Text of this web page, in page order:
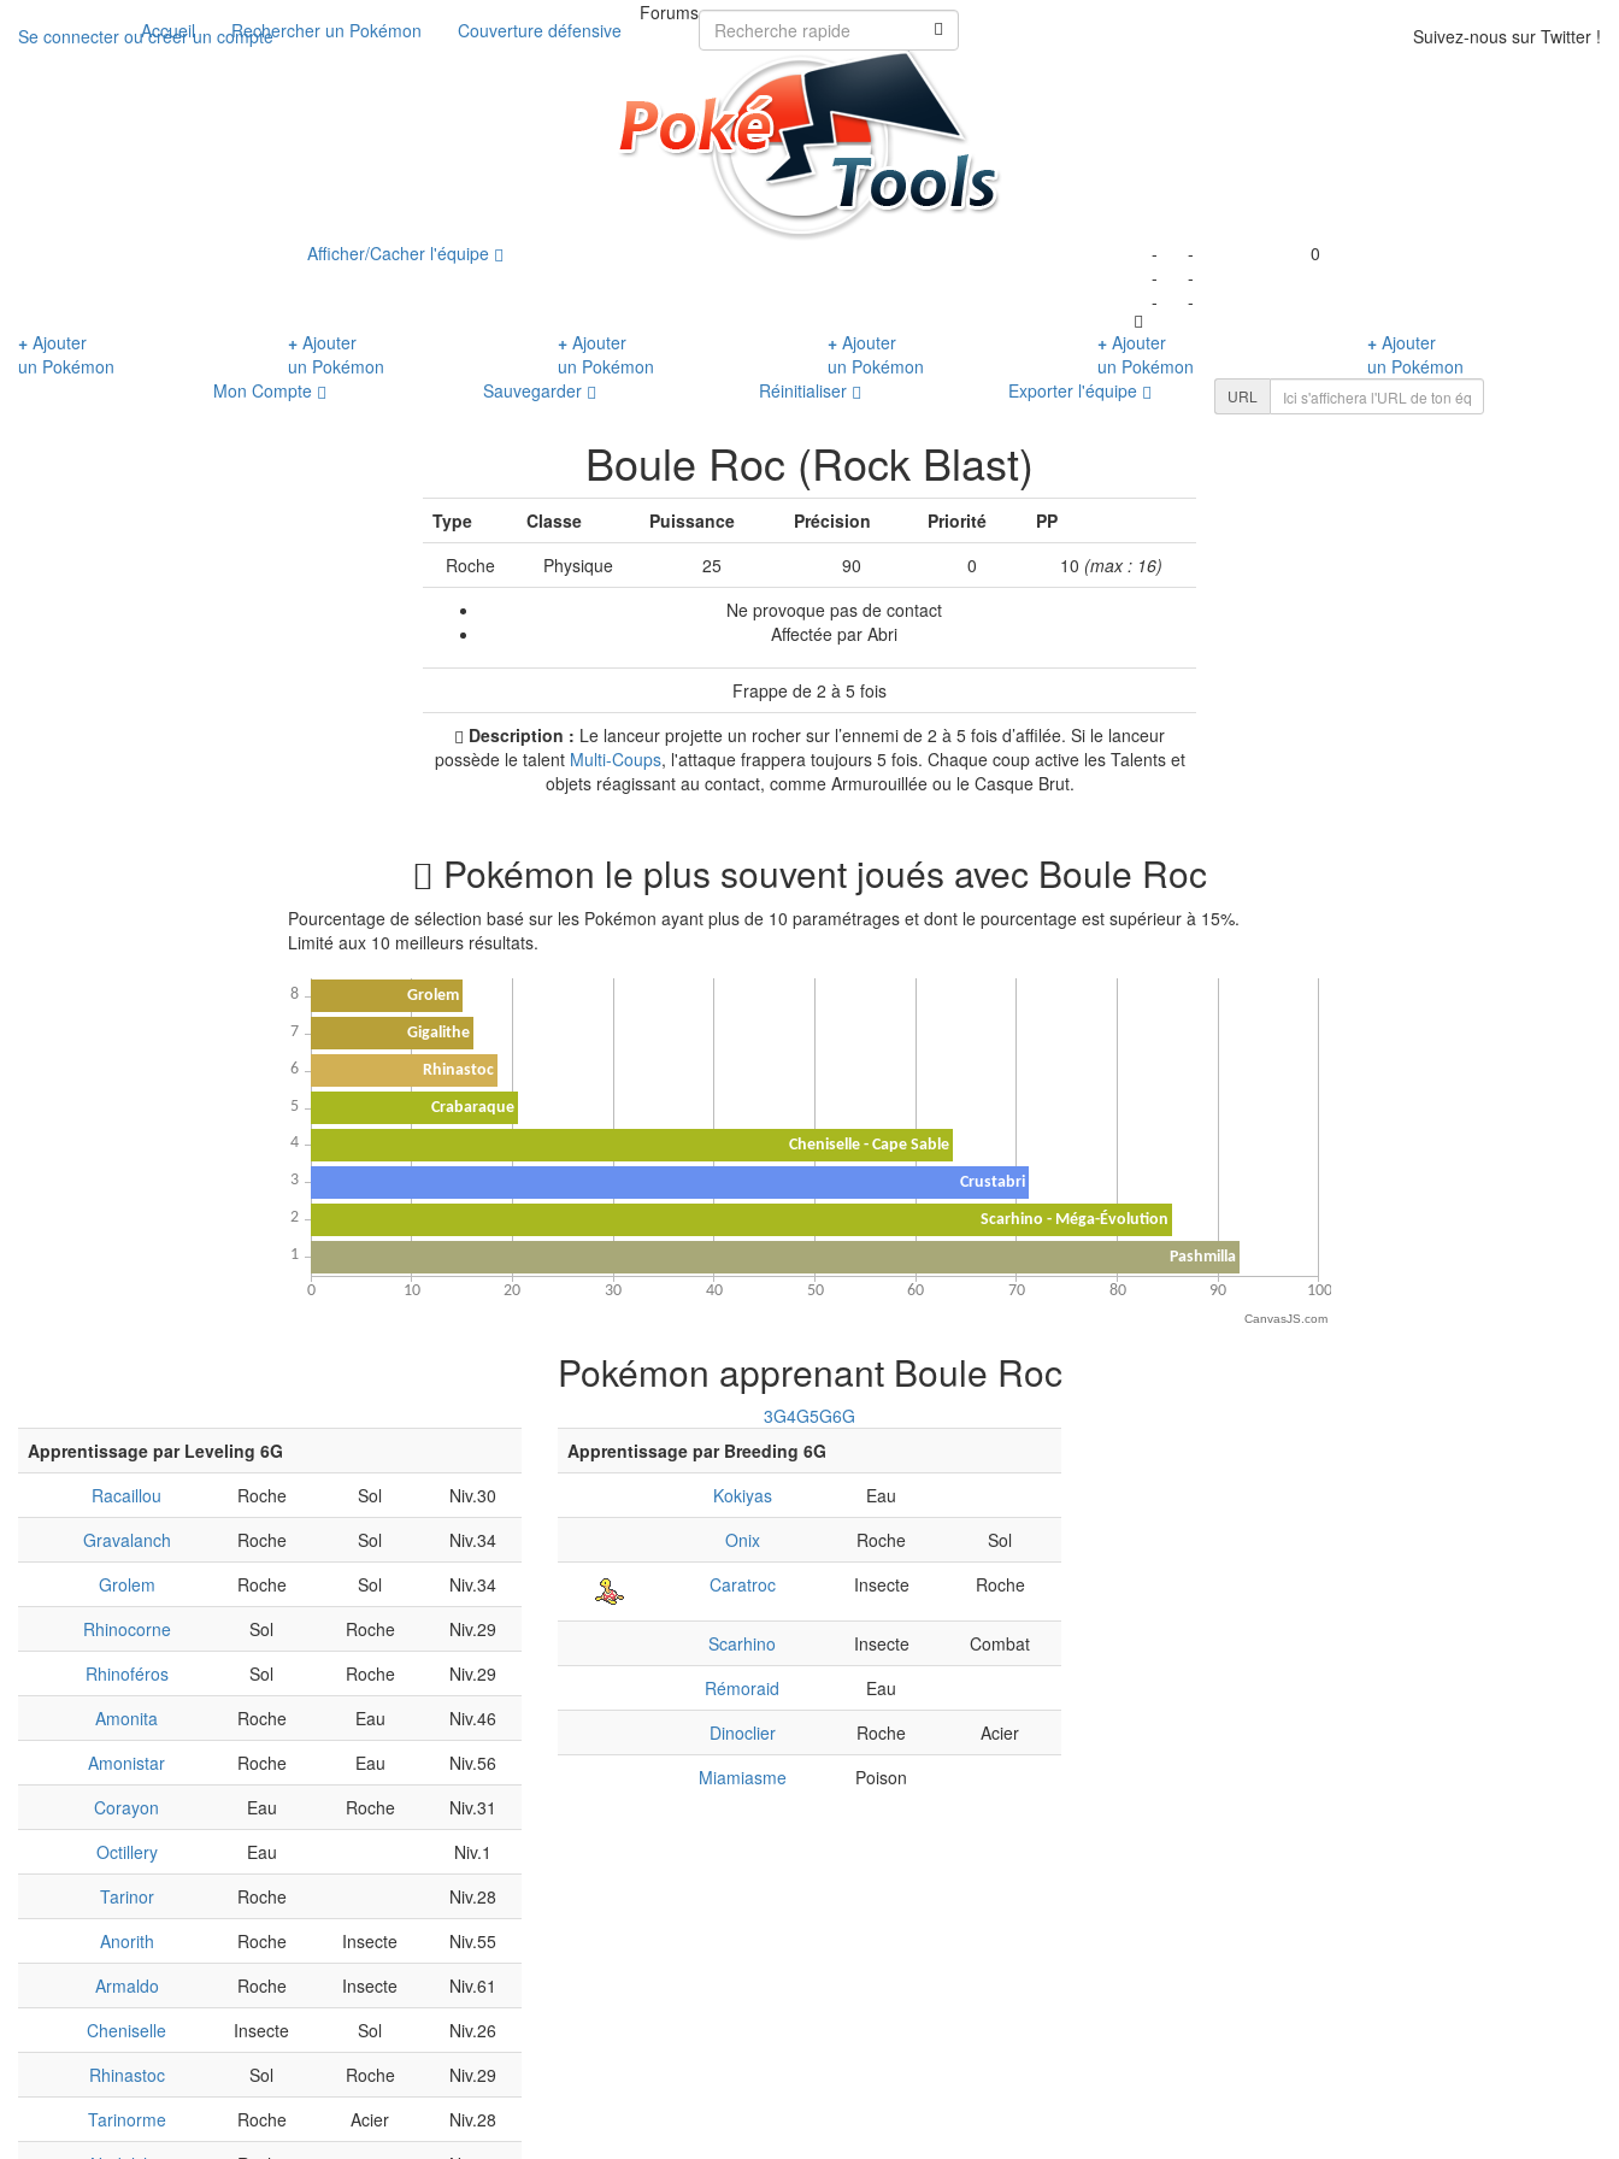
Accueil Rechercher un Pokémon Couverture défensive
Forums
Se connecter ou créer un compte
Suivez-nous sur Twitter !
Afficher/Cacher l'équipe -
-
-
-
-
-
0
+ Ajouter
un Pokémon
+ Ajouter
un Pokémon
+ Ajouter
un Pokémon
+ Ajouter
un Pokémon
+ Ajouter
un Pokémon
+ Ajouter
un Pokémon
Mon Compte
Sauvegarder Réinitialiser Exporter l'équipe URL
Boule Roc (Rock Blast)
Type Classe Puissance Précision Priorité
PP
Roche
Physique 25 90 0 10 (max : 16)
Ne provoque pas de contact
Affectée par Abri
Frappe de 2 à 5 fois
Description : Le lanceur projette un rocher sur l’ennemi de 2 à 5 fois d’affilée. Si le lanceur
possède le talent Multi-Coups, l'attaque frappera toujours 5 fois. Chaque coup active les Talents et
objets réagissant au contact, comme Armurouillée ou le Casque Brut.
Pokémon le plus souvent joués avec Boule Roc
Pourcentage de sélection basé sur les Pokémon ayant plus de 10 paramétrages et dont le pourcentage est supérieur à 15%.
Limité aux 10 meilleurs résultats.
CanvasJS.com
Pokémon apprenant Boule Roc
3G4G5G6G
Apprentissage par Leveling 6G
Racaillou
Roche Sol
Niv.30
Gravalanch
Roche Sol
Niv.34
Grolem
Roche Sol
Niv.34
Rhinocorne
Sol Roche
Niv.29
Rhinoféros
Sol Roche
Niv.29
Amonita
Roche Eau
Niv.46
Amonistar
Roche Eau
Niv.56
Corayon
Eau Roche
Niv.31
Octillery
Eau
Niv.1
Tarinor
Roche
Niv.28
Anorith
Roche Insecte
Niv.55
Armaldo
Roche Insecte
Niv.61
Cheniselle
Insecte Sol
Niv.26
Rhinastoc
Sol Roche
Niv.29
Tarinorme
Roche Acier
Niv.28
Apprentissage par Breeding 6G
Kokiyas
Eau
Onix
Roche
Sol
Caratroc
Insecte Roche
Scarhino Insecte
Combat
Rémoraid
Eau
Dinoclier
Roche
Acier
Miamiasme
Poison